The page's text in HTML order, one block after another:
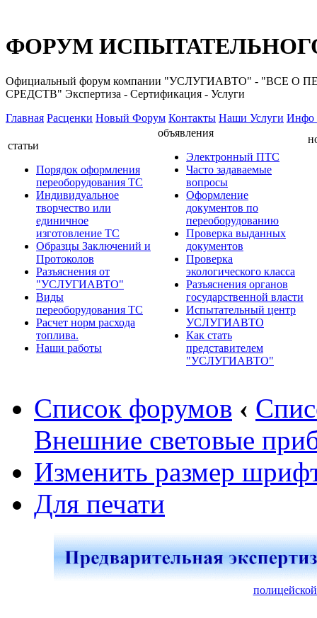
ФОРУМ
Официальный форум компании "УСЛУГИАВТО" -
СРЕДСТВ" Экспертиза - Сертификация - Услуги
Главная Расценки Новый Форум Контакты Наши Услуги Инфо
статьи
Порядок оформления
переоборудования ТС
Индивидуальное
творчество или
единичное
изготовление ТС
Образцы Заключений и
Протоколов
Разъяснения от
"УСЛУГИАВТО"
Виды
переоборудования ТС
Расчет норм расхода
топлива.
Наши работы
объявления
Электронный ПТС
Часто задаваемые
вопросы
Оформление
документов по
переоборудованию
Проверка выданных
документов
Проверка
экологического класса
Разъяснения органов
государственной власти
Испытательный центр
УСЛУГИАВТО
Как стать
представителем
"УСЛУГИАВТО"
Список форумов ‹
Внешние световые
Изменить размер
Для печати